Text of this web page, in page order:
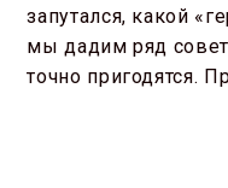
запутался, какой
мы дадим ряд
точно пригодятся.